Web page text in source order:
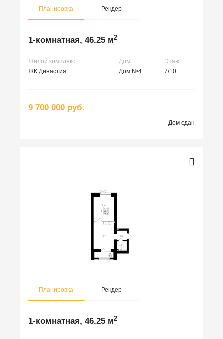
Планировка Рендер
1-комнатная, 46.25 м2
Жилой комплекс Дом
Этаж
ЖК Династия
Дом №4 7/10
9 700 000 руб.
Дом сдан
Планировка Рендер
1-комнатная, 46.25 м2